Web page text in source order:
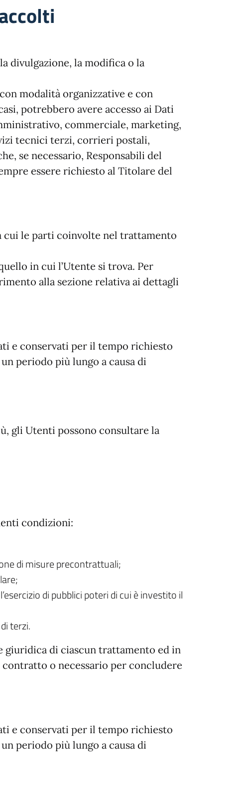
divulgazione, la modifica o la
modalità organizzative e con
potrebbero avere accesso ai Dati
commerciale, marketing,
tecnici terzi, corrieri postali,
se necessario, Responsabili del
essere richiesto al Titolare del
cui le parti coinvolte nel trattamento
in cui l’Utente si trova. Per
alla sezione relativa ai dettagli
e conservati per il tempo richiesto
periodo più lungo a causa di
gli Utenti possono consultare la
condizioni:
di misure precontrattuali;
di pubblici poteri di cui è investito il
terzi.
giuridica di ciascun trattamento ed in
o necessario per concludere
e conservati per il tempo richiesto
periodo più lungo a causa di